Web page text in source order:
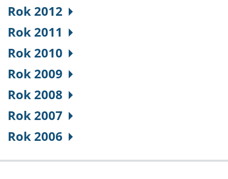
Rok 2012
Rok 2011
Rok 2010
Rok 2009
Rok 2008
Rok 2007
Rok 2006